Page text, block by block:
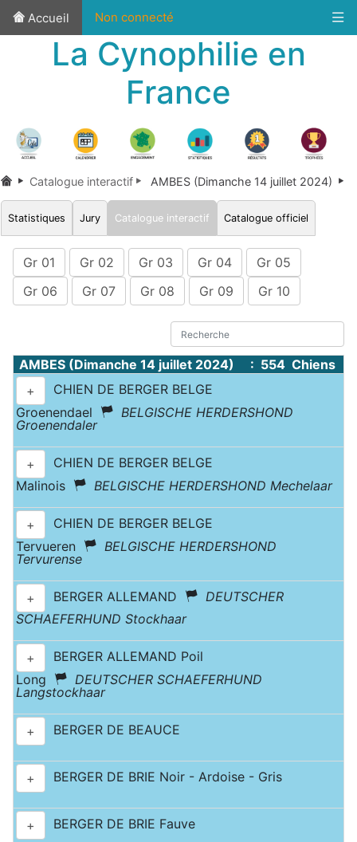
Accueil Non connecté
La Cynophilie en
France
Catalogue interactif AMBES (Dimanche 14 juillet 2024)
Statistiques Jury Catalogue interactif Catalogue officiel
Gr 01 Gr 02 Gr 03 Gr 04
Gr 05
Gr 06
Gr 07 Gr 08 Gr 09 Gr 10
AMBES (Dimanche 14 juillet 2024) : 554 Chiens
+
CHIEN DE BERGER BELGE
Groenendael
BELGISCHE HERDERSHOND
Groenendaler
+
CHIEN DE BERGER BELGE
Malinois
BELGISCHE HERDERSHOND Mechelaar
+
CHIEN DE BERGER BELGE
Tervueren
BELGISCHE HERDERSHOND
Tervurense
+ BERGER ALLEMAND
DEUTSCHER
SCHAEFERHUND Stockhaar
+
BERGER ALLEMAND Poil
Long
DEUTSCHER SCHAEFERHUND
Langstockhaar
+ BERGER DE BEAUCE
+ BERGER DE BRIE Noir - Ardoise - Gris
+ BERGER DE BRIE Fauve